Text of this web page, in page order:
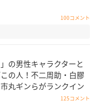
100コメント
」の男性キャラクターと
の人！不二周助・白膠
丸ギンらがランクイン
125コメント